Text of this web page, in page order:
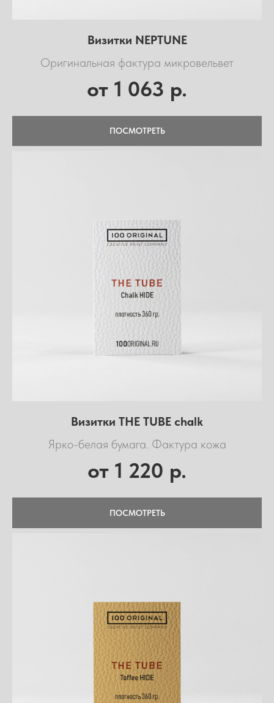
Визитки NEPTUNE
Оригинальная фактура микровельвет
от 1 063 р.
ПОСМОТРЕТЬ
Визитки THE TUBE chalk
Ярко-белая бумага. Фактура кожа
от 1 220 р.
ПОСМОТРЕТЬ